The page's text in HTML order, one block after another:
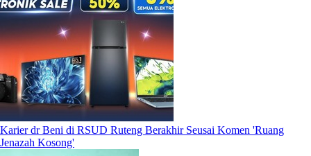
Karier dr Beni di RSUD Ruteng Berakhir Seusai Komen 'Ruang
Jenazah Kosong'